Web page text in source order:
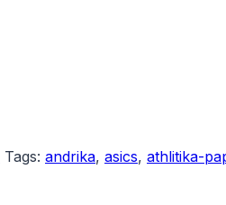
Tags: andrika, asics, athlitika-